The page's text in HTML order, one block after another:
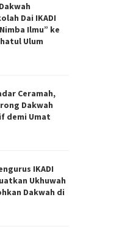
Dai IKADI
Ilmu” ke
Ulum
Ceramah,
Dakwah
demi Umat
IKADI
Ukhuwah
Dakwah di